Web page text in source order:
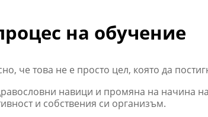
на обучение
че това не е просто цел, която да
навици и промяна на начина
и собствения си организъм.